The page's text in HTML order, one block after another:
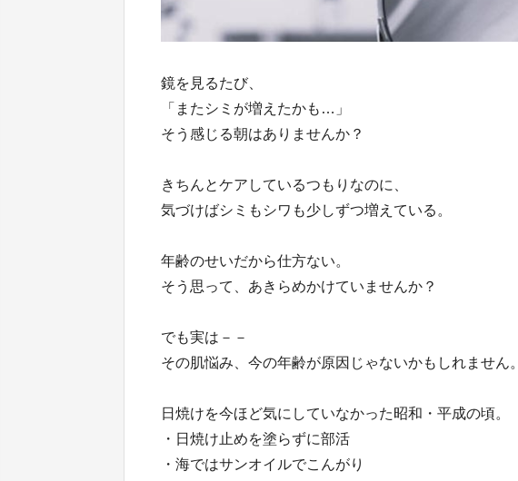
鏡を見るたび、
「またシミが増えたかも…」
そう感じる朝はありませんか？
きちんとケアしているつもりなのに、
気づけばシミもシワも少しずつ増えている。
年齢のせいだから仕方ない。
そう思って、あきらめかけていませんか？
でも実は－－
その肌悩み、今の年齢が原因じゃないかもしれません。
日焼けを今ほど気にしていなかった昭和・平成の頃。
・日焼け止めを塗らずに部活
・海ではサンオイルでこんがり